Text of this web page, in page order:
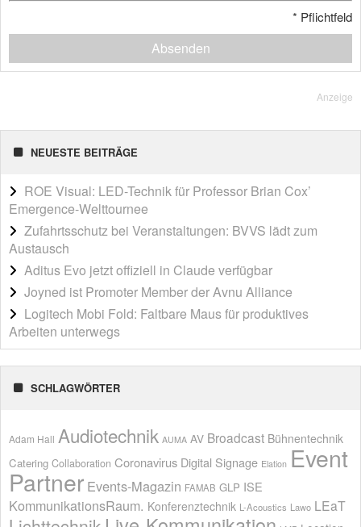
* Pflichtfeld
Absenden
Anzeige
NEUESTE BEITRÄGE
ROE Visual: LED-Technik für Professor Brian Cox’
Emergence-Welttournee
Zufahrtsschutz bei Veranstaltungen: BVVS lädt zum
Austausch
Aditus Evo jetzt offiziell in Claude verfügbar
Joyned ist Promoter Member der Avnu Alliance
Logitech Mobi Fold: Faltbare Maus für produktives
Arbeiten unterwegs
SCHLAGWÖRTER
Adam Hall Audiotechnik AUMA AV Broadcast Bühnentechnik
Catering Collaboration Coronavirus Digital Signage Elation Event
Partner Events-Magazin FAMAB GLP ISE
KommunikationsRaum. Konferenztechnik L-Acoustics Lawo LEaT